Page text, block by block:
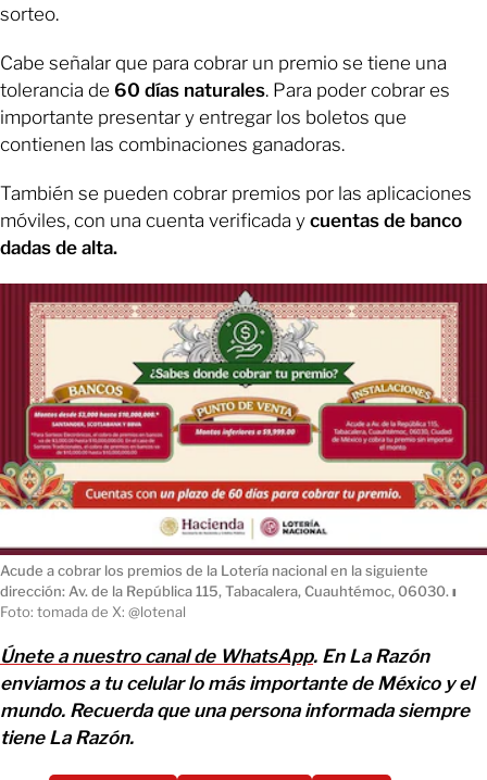
sorteo.
Cabe señalar que para cobrar un premio se tiene una
tolerancia de 60 días naturales. Para poder cobrar es
importante presentar y entregar los boletos que
contienen las combinaciones ganadoras.
También se pueden cobrar premios por las aplicaciones
móviles, con una cuenta verificada y cuentas de banco
dadas de alta.
Acude a cobrar los premios de la Lotería nacional en la siguiente
dirección: Av. de la República 115, Tabacalera, Cuauhtémoc, 06030.ı
Foto: tomada de X: @lotenal
Únete a nuestro canal de WhatsApp. En La Razón
enviamos a tu celular lo más importante de México y el
mundo. Recuerda que una persona informada siempre
tiene La Razón.